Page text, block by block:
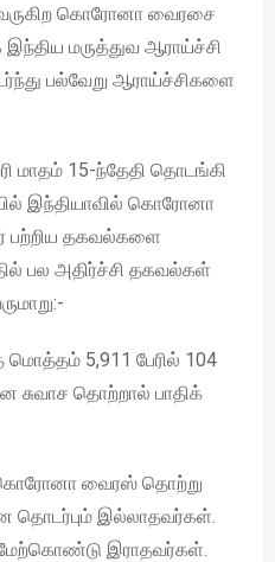
வருகிற கொரோனா வைரசை
இந்திய மருத்துவ ஆராய்ச்சி
பல்வேறு ஆராய்ச்சிகளை
மாதம் 15-ந்தேதி தொடங்கி
இந்தியாவில் கொரோனா
பற்றிய தகவல்களை
பல அதிர்ச்சி தகவல்கள்
5,911 பேரில் 104
சுவாச தொற்றால் பாதிக்
வைரஸ் தொற்று
தொடர்பும் இல்லாதவர்கள்.
இராதவர்கள்.